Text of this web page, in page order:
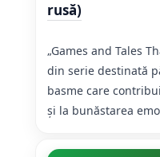
rusă)
„Games and Tales
din serie destinată
basme care
și la bunăstarea